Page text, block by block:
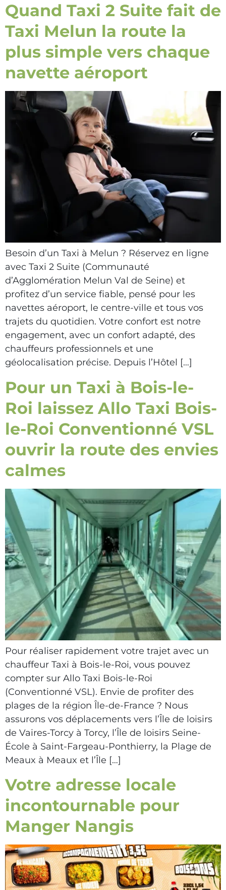
Quand Taxi 2 Suite fait de
Taxi Melun la route la
plus simple vers chaque
navette aéroport
Besoin d’un Taxi à Melun ? Réservez en ligne
avec Taxi 2 Suite (Communauté
d’Agglomération Melun Val de Seine) et
profitez d’un service fiable, pensé pour les
navettes aéroport, le centre-ville et tous vos
trajets du quotidien. Votre confort est notre
engagement, avec un confort adapté, des
chauffeurs professionnels et une
géolocalisation précise. Depuis l’Hôtel […]
Pour un Taxi à Bois-le-
Roi laissez Allo Taxi Bois-
le-Roi Conventionné VSL
ouvrir la route des envies
calmes
Pour réaliser rapidement votre trajet avec un
chauffeur Taxi à Bois-le-Roi, vous pouvez
compter sur Allo Taxi Bois-le-Roi
(Conventionné VSL). Envie de profiter des
plages de la région Île-de-France ? Nous
assurons vos déplacements vers l’Île de loisirs
de Vaires-Torcy à Torcy, l’Île de loisirs Seine-
École à Saint-Fargeau-Ponthierry, la Plage de
Meaux à Meaux et l’Île […]
Votre adresse locale
incontournable pour
Manger Nangis